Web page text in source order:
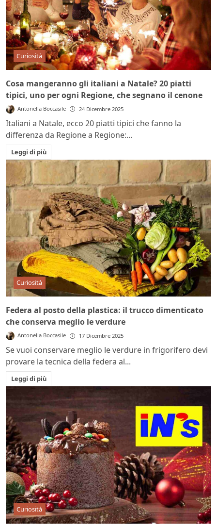
Curiosità
Cosa mangeranno gli italiani a Natale? 20 piatti
tipici, uno per ogni Regione, che segnano il cenone
Antonella Boccasile 24 Dicembre 2025
Italiani a Natale, ecco 20 piatti tipici che fanno la
differenza da Regione a Regione:...
Leggi di più
Curiosità
Federa al posto della plastica: il trucco dimenticato
che conserva meglio le verdure
Antonella Boccasile 17 Dicembre 2025
Se vuoi conservare meglio le verdure in frigorifero devi
provare la tecnica della federa al...
Leggi di più
Curiosità